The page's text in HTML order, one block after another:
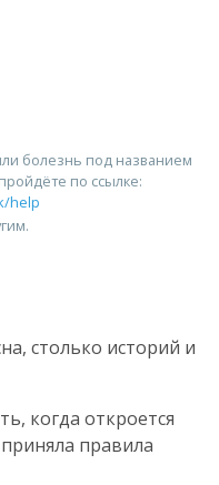
болезнь под названием
по ссылке:
help
столько историй и
когда откроется
правила